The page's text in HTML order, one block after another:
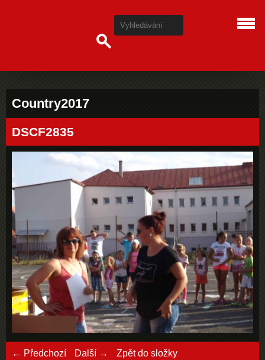
Country2017
DSCF2835
← Předchozí Další → Zpět do složky